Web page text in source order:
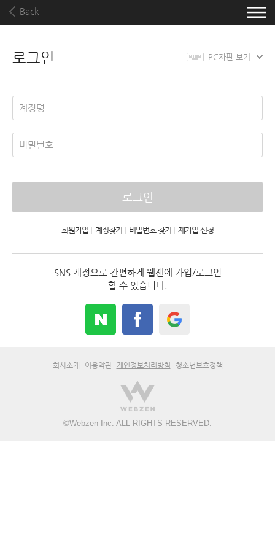
Back
로그인 PC자판 보기
로그인
회원가입 계정찾기 비밀번호 찾기 재가입 신청
SNS 계정으로 간편하게 웹젠에 가입/로그인
할 수 있습니다.
회사소개 이용약관 개인정보처리방침 청소년보호정책
©Webzen Inc. ALL RIGHTS RESERVED.